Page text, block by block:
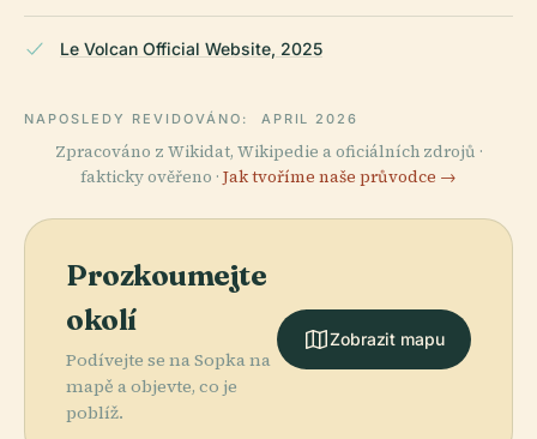
Le Volcan Official Website, 2025
NAPOSLEDY REVIDOVÁNO: APRIL 2026
Zpracováno z Wikidat, Wikipedie a oficiálních zdrojů ·
fakticky ověřeno · Jak tvoříme naše průvodce →
Prozkoumejte
okolí
Podívejte se na Sopka na
mapě a objevte, co je
poblíž.
Zobrazit mapu